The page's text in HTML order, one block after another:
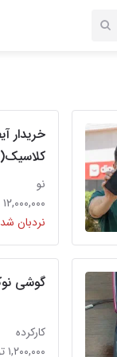
نو
۱۲,۰۰۰,۰۰۰ تومان
نردبان
گوشی نوکیا 3
کارکرده
۱,۲۰۰,۰۰۰ تومان